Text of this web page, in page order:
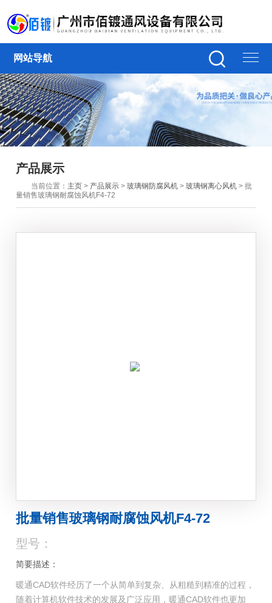
网站导航
产品展示
当前位置： 主页 > 产品展示 >玻璃钢防腐风机 >玻璃钢离心风机 > 批
量销售玻璃钢耐腐蚀风机F4-72
批量销售玻璃钢耐腐蚀风机F4-72
型号：
简要描述：
暖通CAD软件经历了一个从简单到复杂、从粗糙到精准的过程，
随着计算机软件技术的发展及广泛应用，暖通CAD软件也更加